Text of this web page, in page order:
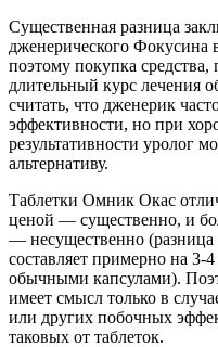
Существенная разница
дженерического Фокусина
поэтому покупка
длительный курс лечения
считать, что дженерик
эффективности, но при
результативности уролог
альтернативу.
Таблетки Омник Окас
ценой — существенно, и
— несущественно
составляет примерно на 3-
обычными капсулами).
имеет смысл только в
или других побочных
таковых от таблеток.